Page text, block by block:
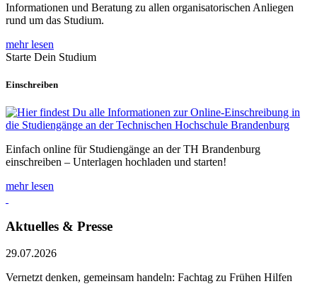
Informationen und Beratung zu allen organisatorischen Anliegen
rund um das Studium.
mehr lesen
Starte Dein Studium
Einschreiben
Einfach online für Studiengänge an der TH Brandenburg
einschreiben – Unterlagen hochladen und starten!
mehr lesen
Aktuelles & Presse
29.07.2026
Vernetzt denken, gemeinsam handeln: Fachtag zu Frühen Hilfen